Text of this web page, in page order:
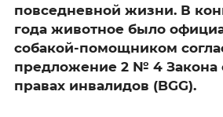
повседневной жизни. В
года животное было
собакой-помощником
предложение 2 № 4 Закона
правах инвалидов (BGG).